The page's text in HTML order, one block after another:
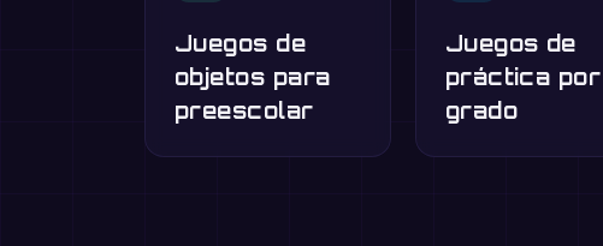
Juegos de
objetos para
preescolar
Juegos de
práctica por
grado